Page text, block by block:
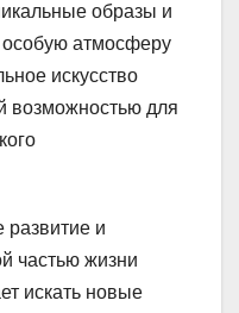
образы и
атмосферу
искусство
возможностью для
развитие и
частью жизни
искать новые